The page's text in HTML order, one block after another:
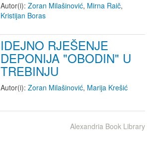
Autor(i): Zoran Milašinović, Mirna Raič,
Kristijan Boras
IDEJNO RJEŠENJE
DEPONIJA "OBODIN" U
TREBINJU
Autor(i): Zoran Milašinović, Marija Krešić
Alexandria Book Library